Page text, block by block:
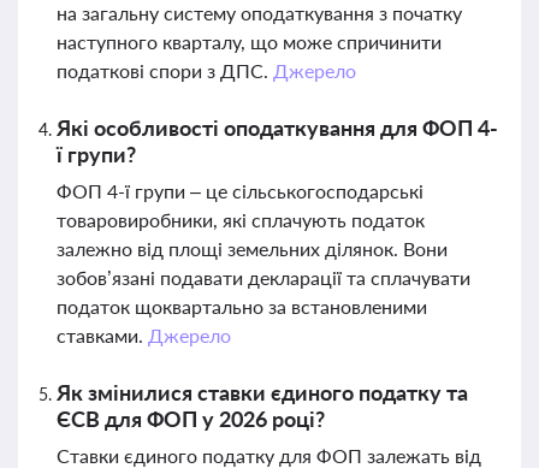
на загальну систему оподаткування з початку
наступного кварталу, що може спричинити
податкові спори з ДПС. Джерело
Які особливості оподаткування для ФОП 4-
ї групи?
ФОП 4-ї групи – це сільськогосподарські
товаровиробники, які сплачують податок
залежно від площі земельних ділянок. Вони
зобов’язані подавати декларації та сплачувати
податок щоквартально за встановленими
ставками. Джерело
Як змінилися ставки єдиного податку та
ЄСВ для ФОП у 2026 році?
Ставки єдиного податку для ФОП залежать від